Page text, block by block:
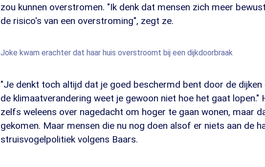
zou kunnen overstromen. "Ik denk dat mensen zich meer
de risico's van een overstroming", zegt ze.
Joke kwam erachter dat haar huis overstroomt bij een dijkdoorbraak
"Je denkt toch altijd dat je goed beschermd bent door de dijken
de klimaatverandering weet je gewoon niet hoe het gaat lopen."
zelfs weleens over nagedacht om hoger te gaan wonen, maar
gekomen. Maar mensen die nu nog doen alsof er niets aan de
struisvogelpolitiek volgens Baars.